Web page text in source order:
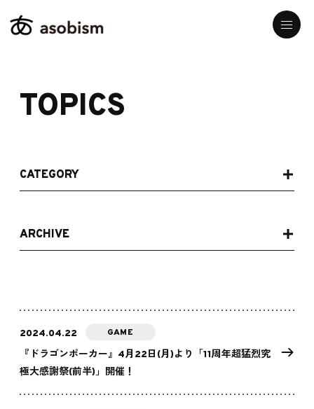
TOPICS
2024.04.22 GAME
『ドラゴンポーカー』4月22日(月)より「11周年超猛烈究
極大感謝祭(前半)」開催！
CATEGORY
ARCHIVE